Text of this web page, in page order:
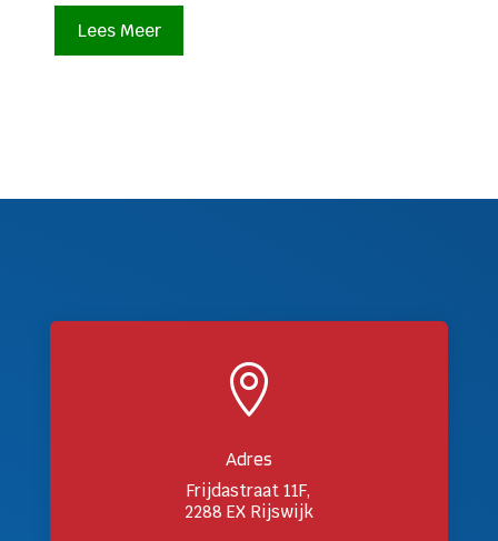
Lees Meer

Adres
Frijdastraat 11F,
2288 EX Rijswijk